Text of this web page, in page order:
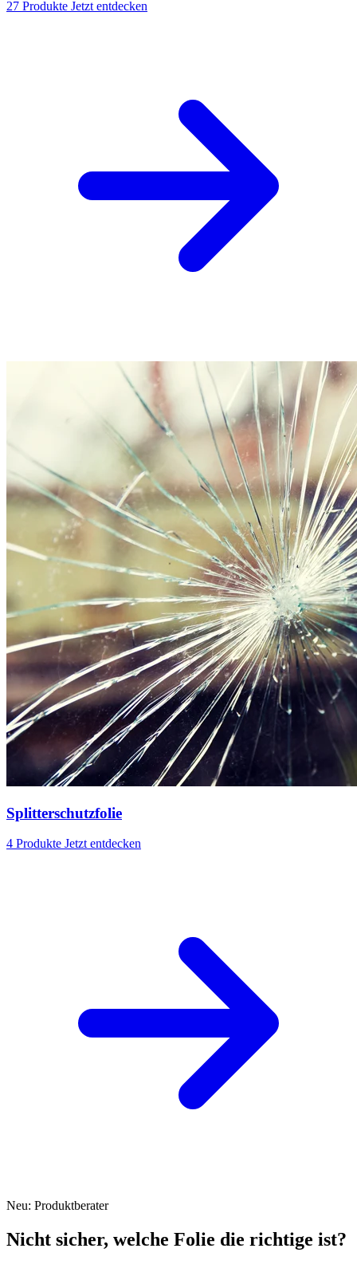
27 Produkte Jetzt entdecken
Splitterschutzfolie
4 Produkte Jetzt entdecken
Neu: Produktberater
Nicht sicher, welche Folie die richtige ist?